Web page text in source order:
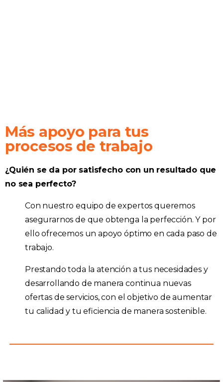
Más apoyo para tus
procesos de trabajo
¿Quién se da por satisfecho con un resultado que
no sea perfecto?
Con nuestro equipo de expertos queremos
asegurarnos de que obtenga la perfección. Y por
ello ofrecemos un apoyo óptimo en cada paso de
trabajo.
Prestando toda la atención a tus necesidades y
desarrollando de manera continua nuevas
ofertas de servicios, con el objetivo de aumentar
tu calidad y tu eficiencia de manera sostenible.